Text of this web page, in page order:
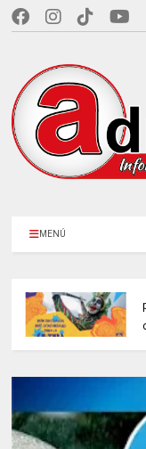
MENÚ